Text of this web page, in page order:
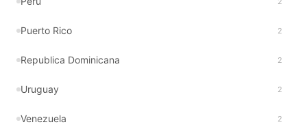
Puerto Rico 2
Republica Dominicana 2
Uruguay 2
Venezuela 2